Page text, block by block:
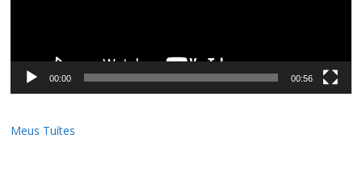
00:00 00:56
Meus Tuítes